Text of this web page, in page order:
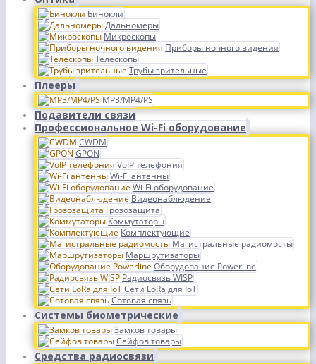
Бинокли
Дальномеры
Микроскопы
Приборы ночного видения
Телескопы
Трубы зрительные
Плееры
MP3/MP4/PS
Подавители связи
Профессиональное Wi-Fi оборудование
CWDM
GPON
VoIP телефония
Wi-Fi антенны
Wi-Fi оборудование
Видеонаблюдение
Грозозащита
Коммутаторы
Комплектующие
Магистральные радиомосты
Маршрутизаторы
Оборудование Powerline
Радиосвязь WISP
Сети LoRa для IoT
Сотовая связь
Системы биометрические
Замков товары
Сейфов товары
Средства радиосвязи